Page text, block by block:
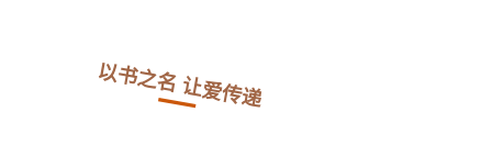
以书之名 让爱传递